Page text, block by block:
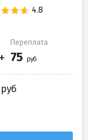
Переплата